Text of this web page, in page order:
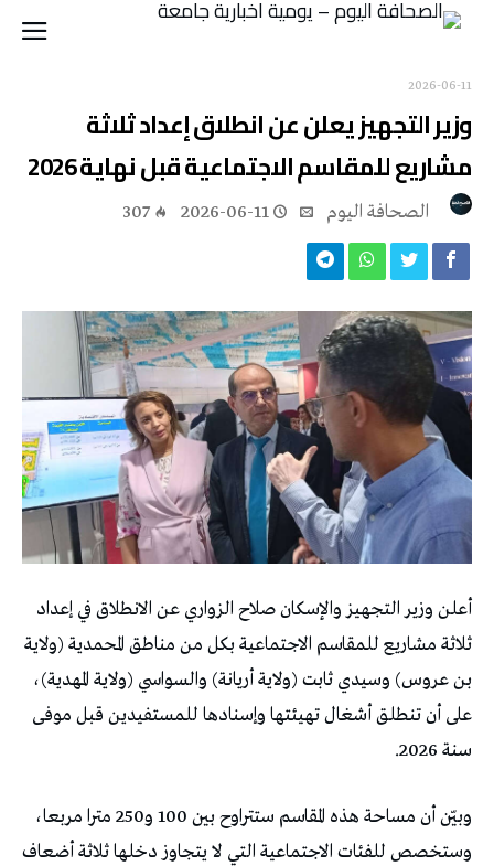
2026-06-11
وزير التجهيز يعلن عن انطلاق إعداد ثلاثة
مشاريع للمقاسم الاجتماعية قبل نهاية 2026
2026-06-11
307
أعلن وزير التجهيز والإسكان صلاح الزواري عن الانطلاق في إعداد
ثلاثة مشاريع للمقاسم الاجتماعية بكل من مناطق المحمدية (ولاية
بن عروس) وسيدي ثابت (ولاية أريانة) والسواسي (ولاية المهدية)،
على أن تنطلق أشغال تهيئتها وإسنادها للمستفيدين قبل موفى
سنة 2026.
وبيّن أن مساحة هذه المقاسم ستتراوح بين 100 و250 مترا مربعا،
وستخصص للفئات الاجتماعية التي لا يتجاوز دخلها ثلاثة أضعاف